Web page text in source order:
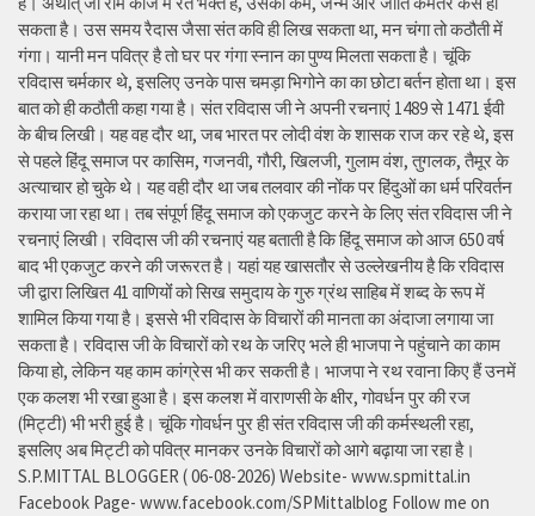
सकता है। उस समय रैदास जैसा संत कवि ही लिख सकता था, मन चंगा तो कठौती में
गंगा। यानी मन पवित्र है तो घर पर गंगा स्नान का पुण्य मिलता सकता है। चूंकि
रविदास चर्मकार थे, इसलिए उनके पास चमड़ा भिगोने का का छोटा बर्तन होता था। इस
बात को ही कठौती कहा गया है। संत रविदास जी ने अपनी रचनाएं 1489 से 1471 ईवी
के बीच लिखी। यह वह दौर था, जब भारत पर लोदी वंश के शासक राज कर रहे थे, इस
से पहले हिंदू समाज पर कासिम, गजनवी, गौरी, खिलजी, गुलाम वंश, तुगलक, तैमूर के
अत्याचार हो चुके थे। यह वही दौर था जब तलवार की नोंक पर हिंदुओं का धर्म परिवर्तन
कराया जा रहा था। तब संपूर्ण हिंदू समाज को एकजुट करने के लिए संत रविदास जी ने
रचनाएं लिखी। रविदास जी की रचनाएं यह बताती है कि हिंदू समाज को आज 650 वर्ष
बाद भी एकजुट करने की जरूरत है। यहां यह खासतौर से उल्लेखनीय है कि रविदास
जी द्वारा लिखित 41 वाणियोंं को सिख समुदाय के गुरु ग्रंथ साहिब में शब्द के रूप में
शामिल किया गया है। इससे भी रविदास के विचारों की मानता का अंदाजा लगाया जा
सकता है। रविदास जी के विचारों को रथ के जरिए भले ही भाजपा ने पहुंचाने का काम
किया हो, लेकिन यह काम कांग्रेस भी कर सकती है। भाजपा ने रथ रवाना किए हैं उनमें
एक कलश भी रखा हुआ है। इस कलश में वाराणसी के क्षीर, गोवर्धन पुर की रज
(मिट्टी) भी भरी हुई है। चूंकि गोवर्धन पुर ही संत रविदास जी की कर्मस्थली रहा,
इसलिए अब मिट्टी को पवित्र मानकर उनके विचारों को आगे बढ़ाया जा रहा है।
S.P.MITTAL BLOGGER ( 06-08-2026) Website- www.spmittal.in
Facebook Page- www.facebook.com/SPMittalblog Follow me on